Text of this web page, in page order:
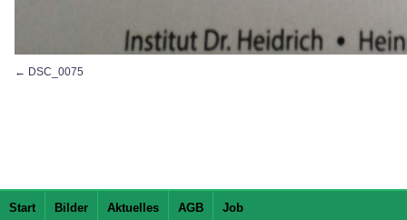
DSC_0075
Start Bilder Aktuelles AGB Job